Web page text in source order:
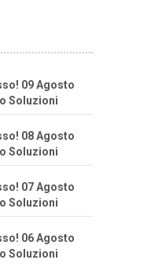
09 Agosto
Soluzioni
08 Agosto
Soluzioni
07 Agosto
Soluzioni
06 Agosto
Soluzioni